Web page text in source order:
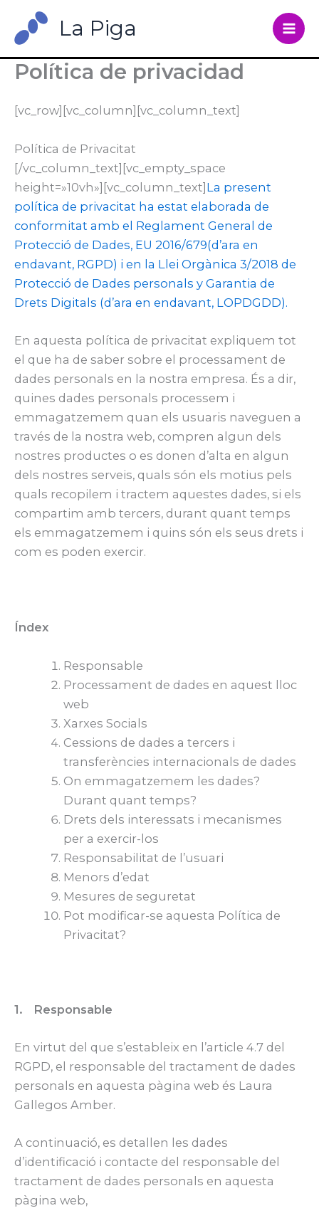
contingut
La Piga
Política de privacidad
[vc_row][vc_column][vc_column_text]
Política de Privacitat
[/vc_column_text][vc_empty_space
height=»10vh»][vc_column_text]La present
política de privacitat ha estat elaborada de
conformitat amb el Reglament General de
Protecció de Dades, EU 2016/679(d’ara en
endavant, RGPD) i en la Llei Orgànica 3/2018 de
Protecció de Dades personals y Garantia de
Drets Digitals (d’ara en endavant, LOPDGDD).
En aquesta política de privacitat expliquem tot
el que ha de saber sobre el processament de
dades personals en la nostra empresa. És a dir,
quines dades personals processem i
emmagatzemem quan els usuaris naveguen a
través de la nostra web, compren algun dels
nostres productes o es donen d’alta en algun
dels nostres serveis, quals són els motius pels
quals recopilem i tractem aquestes dades, si els
compartim amb tercers, durant quant temps
els emmagatzemem i quins són els seus drets i
com es poden exercir.
Índex
Responsable
Processament de dades en aquest lloc
web
Xarxes Socials
Cessions de dades a tercers i
transferències internacionals de dades
On emmagatzemem les dades?
Durant quant temps?
Drets dels interessats i mecanismes
per a exercir-los
Responsabilitat de l’usuari
Menors d’edat
Mesures de seguretat
Pot modificar-se aquesta Política de
Privacitat?
1. Responsable
En virtut del que s’estableix en l’article 4.7 del
RGPD, el responsable del tractament de dades
personals en aquesta pàgina web és Laura
Gallegos Amber.
A continuació, es detallen les dades
d’identificació i contacte del responsable del
tractament de dades personals en aquesta
pàgina web,